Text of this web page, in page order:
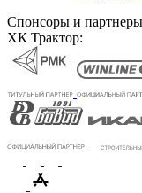
Спонсоры и партнеры
ХК Трактор: